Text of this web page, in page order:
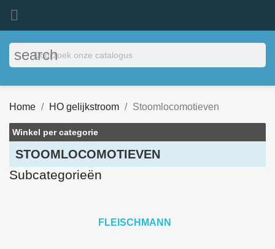

search
Home HO gelijkstroom Stoomlocomotieven
Winkel per categorie
STOOMLOCOMOTIEVEN
Subcategorieën
FLEISCHMANN